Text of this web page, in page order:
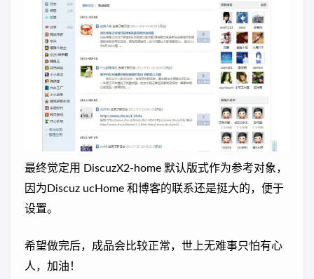
最终觉定用 DiscuzX2-home 默认版式作为参考对象，
因为Discuz ucHome 和博客的联系还是挺大的，便于
设置。
希望做完后，成品会比较正常，世上无难事只怕有心
人，加油！